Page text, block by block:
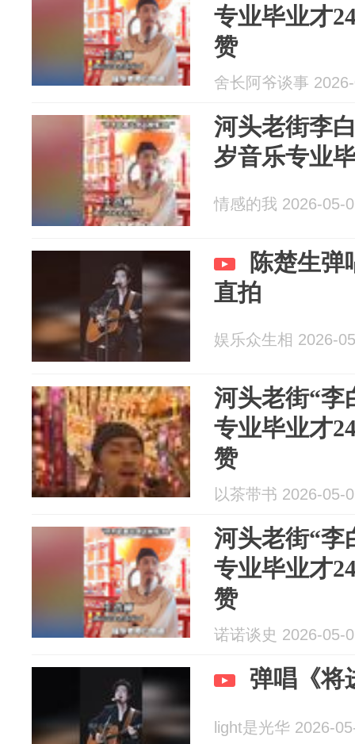
专业毕业才
赞
舍长阿爷谈事
河头老街李
岁音乐专业
情感的我 2026-05-
陈楚生弹
直拍
娱乐众生相 2026-
河头老街“李
专业毕业才
赞
以茶带书 2026-05-
河头老街“李
专业毕业才
赞
诺诺谈史 2026-05-
弹唱《将
light是光华 2026-